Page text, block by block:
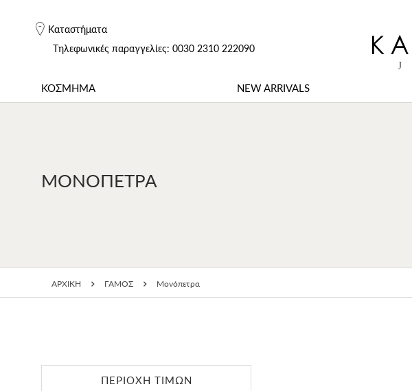
Καταστήματα
Tηλεφωνικές παραγγελίες: 0030 2310 222090
ΚΟΣΜΗΜΑ NEW ARRIVALS
ΜΟΝΌΠΕΤΡΑ
ΑΡΧΙΚΗ ΓΑΜΟΣ Μονόπετρα
ΠΕΡΙΟΧΗ ΤΙΜΩΝ